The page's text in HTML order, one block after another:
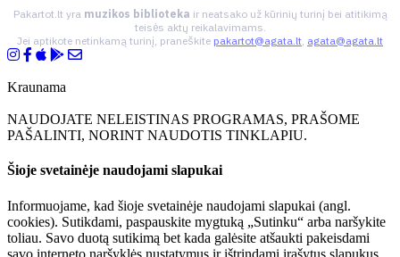
Pakartot.lt yra muzikos biblioteka ir neatsako už kūrinių turinį bei atitikimą
teisės aktų reikalavimams.
Jei aptikote netinkamą turinį, praneškite pakartot@agata.lt, agata@agata.lt
Kraunama
NAUDOJATE NELEISTINAS PROGRAMAS, PRAŠOME
PAŠALINTI, NORINT NAUDOTIS TINKLAPIU.
Šioje svetainėje naudojami slapukai
Informuojame, kad šioje svetainėje naudojami slapukai (angl.
cookies). Sutikdami, paspauskite mygtuką „Sutinku“ arba naršykite
toliau. Savo duotą sutikimą bet kada galėsite atšaukti pakeisdami
savo interneto naršyklės nustatymus ir ištrindami įrašytus slapukus.